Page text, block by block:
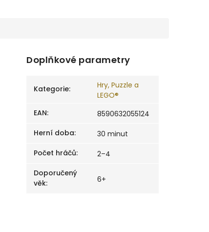
Doplňkové parametry
Kategorie:
Hry, Puzzle a
LEGO®
EAN:
8590632055124
Herní doba:
30 minut
Počet hráčů:
2–4
Doporučený
věk: 6+